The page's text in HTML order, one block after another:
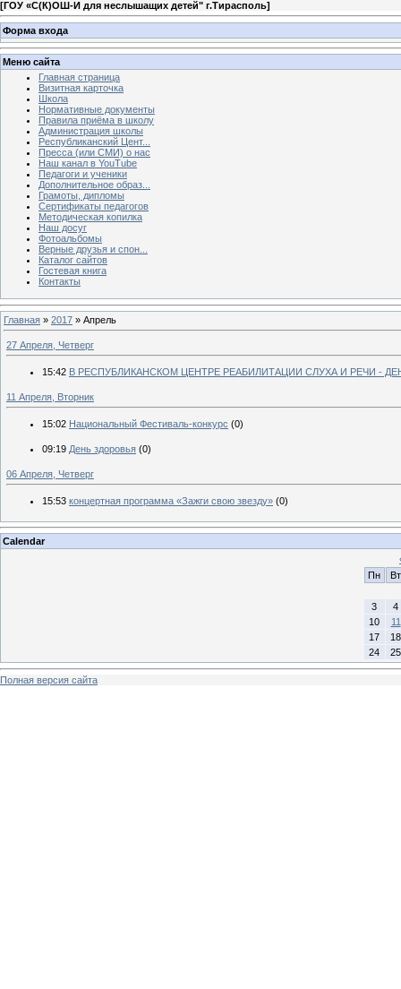
[ГОУ «С(К)ОШ-И для неслышащих детей" г.Тирасполь]
Форма входа
Меню сайта
Главная страница
Визитная карточка
Школа
Нормативные документы
Правила приёма в школу
Администрация школы
Республиканский Цент...
Пресса (или СМИ) о нас
Наш канал в YouTube
Педагоги и ученики
Дополнительное образ...
Грамоты, дипломы
Сертификаты педагогов
Методическая копилка
Наш досуг
Фотоальбомы
Верные друзья и спон...
Каталог сайтов
Гостевая книга
Контакты
Главная » 2017 » Апрель
27 Апреля, Четверг
15:42 В РЕСПУБЛИКАНСКОМ ЦЕНТРЕ РЕАБИЛИТАЦИИ СЛУХА И РЕЧИ -
11 Апреля, Вторник
15:02 Национальный Фестиваль-конкурс (0)
09:19 День здоровья (0)
06 Апреля, Четверг
15:53 концертная программа «Зажги свою звезду» (0)
Calendar
Пн
Вт
3
4
10
11
17
18
24
25
Полная версия сайта